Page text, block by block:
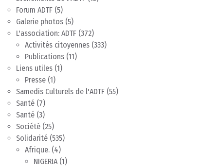
Forum ADTF (5)
Galerie photos (5)
L'association: ADTF (372)
Activités citoyennes (333)
Publications (11)
Liens utiles (1)
Presse (1)
Samedis Culturels de l'ADTF (55)
Santé (7)
Santé (3)
Société (25)
Solidarité (535)
Afrique. (4)
NIGERIA(1)